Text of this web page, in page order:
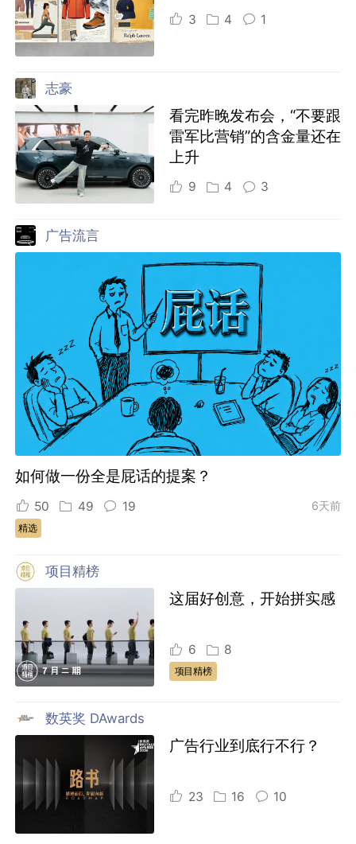
3 4 1
志豪
看完昨晚发布会，“不要跟
雷军比营销”的含金量还在
上升
9 4 3
广告流言
如何做一份全是屁话的提案？
50 49 19 6天前
精选
项目精榜
这届好创意，开始拼实感
6 8
项目精榜
数英奖 DAwards
广告行业到底行不行？
23 16 10